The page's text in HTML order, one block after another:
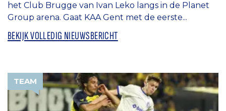
het Club Brugge van Ivan Leko langs in de Planet
Group arena. Gaat KAA Gent met de eerste...
BEKIJK VOLLEDIG NIEUWSBERICHT
TEAM